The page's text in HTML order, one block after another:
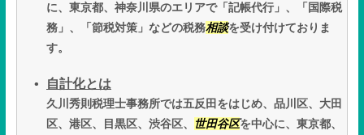
に、東京都、神奈川県のエリアで「記帳代行」、「国際税
務」、「節税対策」などの税務相談を受け付けておりま
す。
自計化とは
久川秀則税理士事務所では五反田をはじめ、品川区、大田
区、港区、目黒区、渋谷区、
世田谷区を中心に、東京都、